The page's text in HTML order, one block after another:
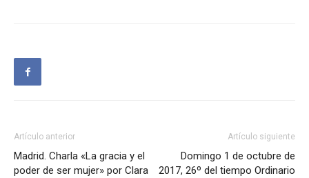
Artículo anterior
Madrid. Charla «La gracia y el
poder de ser mujer» por Clara
Artículo siguiente
Domingo 1 de octubre de
2017, 26º del tiempo Ordinario